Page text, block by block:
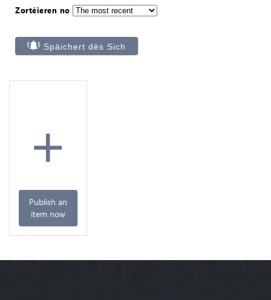
Zortéieren no
Späichert dës Sich
+
Publish an
item now